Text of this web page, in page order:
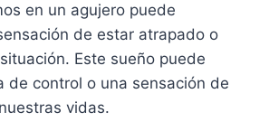
en un agujero puede
de estar atrapado o
Este sueño puede
de control o una sensación de
vidas.